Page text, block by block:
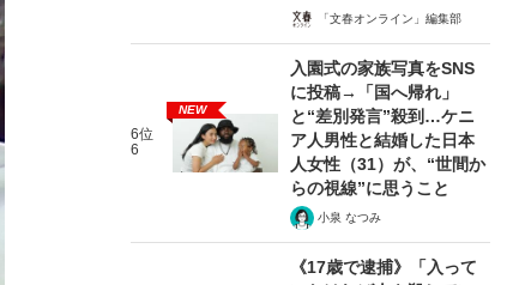
「文春オンライン」編集部
6位
6
NEW
入園式の家族写真をSNS
に投稿→「国へ帰れ」
と“差別発言”殺到…ケニ
ア人男性と結婚した日本
人女性（31）が、“世間か
らの視線”に思うこと
小泉 なつみ
《17歳で逮捕》「入って